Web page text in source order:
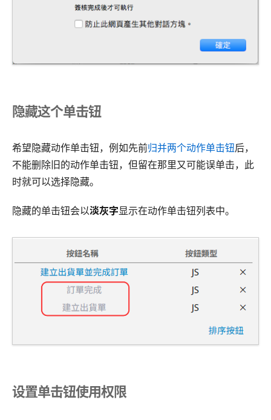
隐藏这个单击钮
希望隐藏动作单击钮，例如先前归并两个动作单击钮后，
不能删除旧的动作单击钮，但留在那里又可能误单击，此
时就可以选择隐藏。
隐藏的单击钮会以淡灰字显示在动作单击钮列表中。
设置单击钮使用权限